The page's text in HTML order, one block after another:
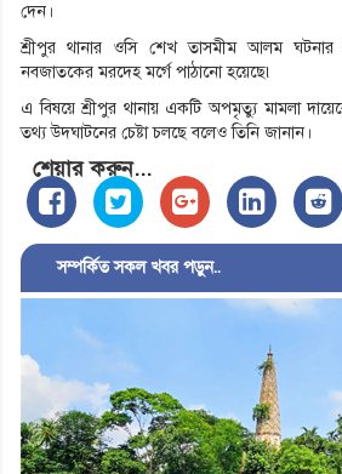
দেন।
শ্রীপুর থানার ওসি শেখ তাসমীম আলম ঘটনার
নবজাতকের মরদেহ মর্গে পাঠানো হয়েছে৷
এ বিষয়ে শ্রীপুর থানায় একটি অপমৃত্যু মামলা
তথ্য উদঘাটনের চেষ্টা চলছে বলেও তিনি জানান।
শেয়ার করুন...
সম্পর্কিত সকল খবর পড়ুন..